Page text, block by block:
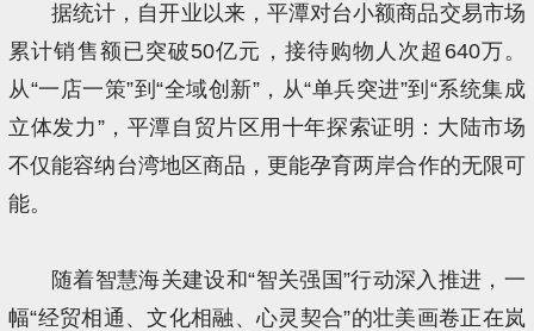
据统计，自开业以来，平潭对台小额商品交易市场
累计销售额已突破50亿元，接待购物人次超640万。
从“一店一策”到“全域创新”，从“单兵突进”到“系统集成
立体发力”，平潭自贸片区用十年探索证明：大陆市场
不仅能容纳台湾地区商品，更能孕育两岸合作的无限可
能。
随着智慧海关建设和“智关强国”行动深入推进，一
幅“经贸相通、文化相融、心灵契合”的壮美画卷正在岚